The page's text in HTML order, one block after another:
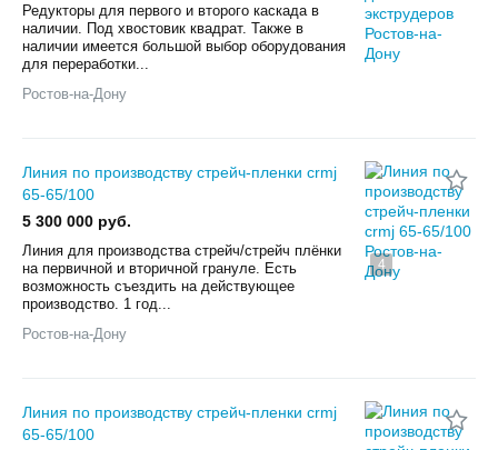
Редукторы для первого и второго каскада в
наличии. Под хвостовик квадрат. Также в
наличии имеется большой выбор оборудования
для переработки...
Ростов-на-Дону
4
Линия по производству стрейч-пленки crmj
65-65/100
5 300 000 руб.
Линия для производства стрейч/стрейч плёнки
на первичной и вторичной грануле. Есть
возможность съездить на действующее
производство. 1 год...
Ростов-на-Дону
Линия по производству стрейч-пленки crmj
65-65/100